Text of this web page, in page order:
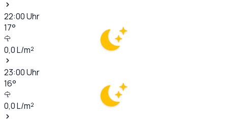
22:00Uhr
17°
0,0L/m²
23:00Uhr
16°
0,0L/m²